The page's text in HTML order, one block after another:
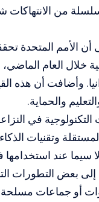
من 3100 طفل تعرضوا خلال عام 2025
خلال العام
وأضافت أن هذه
والحماية.
في
وتقنيات
عند استخدامها
بعض التطورات